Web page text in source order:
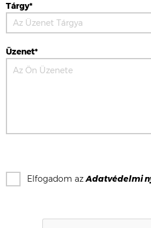
Tárgy*
Üzenet*
Elfogadom azAdatvédelmi